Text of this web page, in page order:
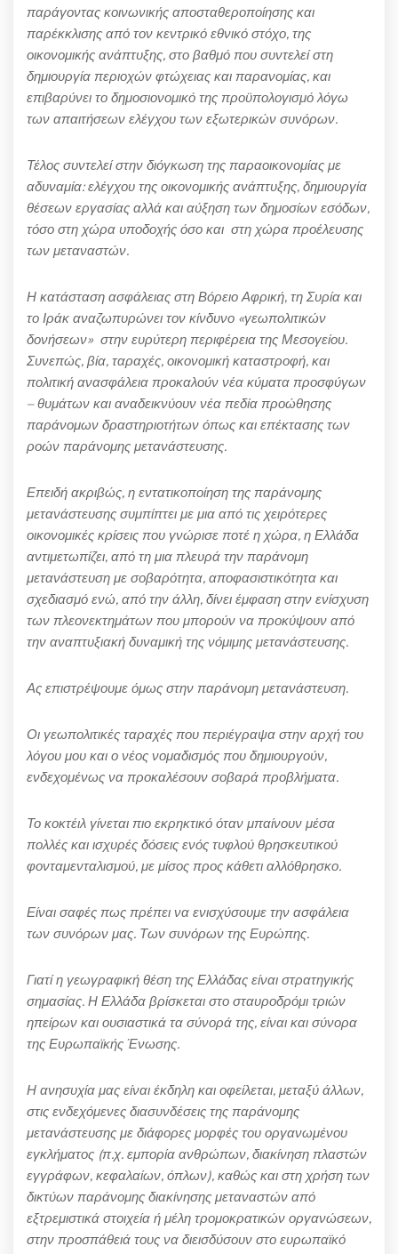
παράγοντας κοινωνικής αποσταθεροποίησης και
παρέκκλισης από τον κεντρικό εθνικό στόχο, της
οικονομικής ανάπτυξης, στο βαθμό που συντελεί στη
δημιουργία περιοχών φτώχειας και παρανομίας, και
επιβαρύνει το δημοσιονομικό της προϋπολογισμό λόγω
των απαιτήσεων ελέγχου των εξωτερικών συνόρων.
Τέλος συντελεί στην διόγκωση της παραοικονομίας με
αδυναμία: ελέγχου της οικονομικής ανάπτυξης, δημιουργία
θέσεων εργασίας αλλά και αύξηση των δημοσίων εσόδων,
τόσο στη χώρα υποδοχής όσο και στη χώρα προέλευσης
των μεταναστών.
Η κατάσταση ασφάλειας στη Βόρειο Αφρική, τη Συρία και
το Ιράκ αναζωπυρώνει τον κίνδυνο «γεωπολιτικών
δονήσεων» στην ευρύτερη περιφέρεια της Μεσογείου.
Συνεπώς, βία, ταραχές, οικονομική καταστροφή, και
πολιτική ανασφάλεια προκαλούν νέα κύματα προσφύγων
– θυμάτων και αναδεικνύουν νέα πεδία προώθησης
παράνομων δραστηριοτήτων όπως και επέκτασης των
ροών παράνομης μετανάστευσης.
Επειδή ακριβώς, η εντατικοποίηση της παράνομης
μετανάστευσης συμπίπτει με μια από τις χειρότερες
οικονομικές κρίσεις που γνώρισε ποτέ η χώρα, η Ελλάδα
αντιμετωπίζει, από τη μια πλευρά την παράνομη
μετανάστευση με σοβαρότητα, αποφασιστικότητα και
σχεδιασμό ενώ, από την άλλη, δίνει έμφαση στην ενίσχυση
των πλεονεκτημάτων που μπορούν να προκύψουν από
την αναπτυξιακή δυναμική της νόμιμης μετανάστευσης.
Ας επιστρέψουμε όμως στην παράνομη μετανάστευση.
Οι γεωπολιτικές ταραχές που περιέγραψα στην αρχή του
λόγου μου και ο νέος νομαδισμός που δημιουργούν,
ενδεχομένως να προκαλέσουν σοβαρά προβλήματα.
Το κοκτέιλ γίνεται πιο εκρηκτικό όταν μπαίνουν μέσα
πολλές και ισχυρές δόσεις ενός τυφλού θρησκευτικού
φονταμενταλισμού, με μίσος προς κάθετι αλλόθρησκο.
Είναι σαφές πως πρέπει να ενισχύσουμε την ασφάλεια
των συνόρων μας. Των συνόρων της Ευρώπης.
Γιατί η γεωγραφική θέση της Ελλάδας είναι στρατηγικής
σημασίας. Η Ελλάδα βρίσκεται στο σταυροδρόμι τριών
ηπείρων και ουσιαστικά τα σύνορά της, είναι και σύνορα
της Ευρωπαϊκής Ένωσης.
Η ανησυχία μας είναι έκδηλη και οφείλεται, μεταξύ άλλων,
στις ενδεχόμενες διασυνδέσεις της παράνομης
μετανάστευσης με διάφορες μορφές του οργανωμένου
εγκλήματος (π.χ. εμπορία ανθρώπων, διακίνηση πλαστών
εγγράφων, κεφαλαίων, όπλων), καθώς και στη χρήση των
δικτύων παράνομης διακίνησης μεταναστών από
εξτρεμιστικά στοιχεία ή μέλη τρομοκρατικών οργανώσεων,
στην προσπάθειά τους να διεισδύσουν στο ευρωπαϊκό